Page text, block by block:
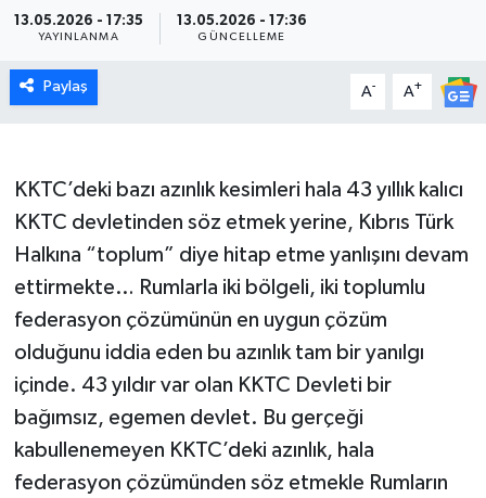
13.05.2026 - 17:35
YAYINLANMA
13.05.2026 - 17:36
GÜNCELLEME
Paylaş A- A+
KKTC’deki bazı azınlık kesimleri hala 43 yıllık kalıcı
KKTC devletinden söz etmek yerine, Kıbrıs Türk
Halkına “toplum” diye hitap etme yanlışını devam
ettirmekte… Rumlarla iki bölgeli, iki toplumlu
federasyon çözümünün en uygun çözüm
olduğunu iddia eden bu azınlık tam bir yanılgı
içinde. 43 yıldır var olan KKTC Devleti bir
bağımsız, egemen devlet. Bu gerçeği
kabullenemeyen KKTC’deki azınlık, hala
federasyon çözümünden söz etmekle Rumların